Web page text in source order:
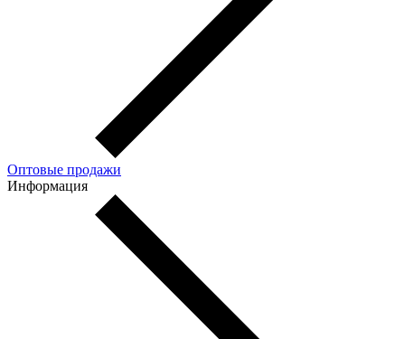
Оптовые продажи
Информация